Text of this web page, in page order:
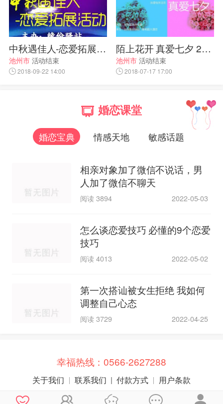
中秋遇佳人-恋爱拓展活动
池州市 活动结束
2018-09-22 14:00
陌上花开 真爱七夕 2018大型相亲交友会
池州市 活动结束
2018-07-17 17:00
婚恋课堂
婚恋宝典 情感天地 敏感话题
相亲对象加了微信不说话，男
人加了微信不聊天
阅读 3894 2022-05-03
怎么谈恋爱技巧 必懂的9个恋爱
技巧
阅读 4013 2022-05-02
第一次搭讪被女生拒绝 我如何
调整自己心态
阅读 3729 2022-04-25
幸福热线：0566-2627288
关于我们 联系我们 付款方式 用户条款